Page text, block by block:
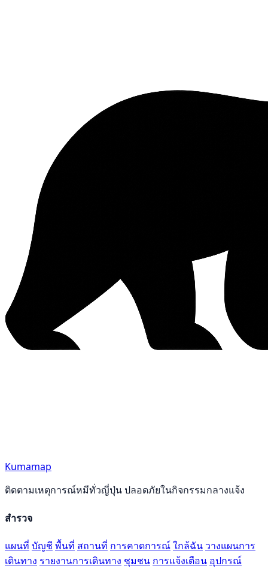
Kumamap
ติดตามเหตุการณ์หมีทั่วญี่ปุ่น ปลอดภัยในกิจกรรมกลางแจ้ง
สำรวจ
แผนที่ บัญชี พื้นที่ สถานที่ การคาดการณ์ใกล้ฉัน วางแผนการ
เดินทาง รายงานการเดินทาง ชุมชน การแจ้งเตือน อุปกรณ์